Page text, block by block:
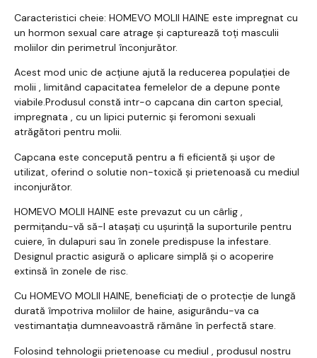
Caracteristici cheie: HOMEVO MOLII HAINE este impregnat cu
un hormon sexual care atrage și capturează toți masculii
moliilor din perimetrul înconjurător.
Acest mod unic de acțiune ajută la reducerea populației de
molii , limitând capacitatea femelelor de a depune ponte
viabile.Produsul constă intr-o capcana din carton special,
impregnata , cu un lipici puternic și feromoni sexuali
atrăgători pentru molii.
Capcana este concepută pentru a fi eficientă și ușor de
utilizat, oferind o solutie non-toxică și prietenoasă cu mediul
inconjurător.
HOMEVO MOLII HAINE este prevazut cu un cârlig ,
permițandu-vă să-l atașați cu ușurință la suporturile pentru
cuiere, în dulapuri sau în zonele predispuse la infestare.
Designul practic asigură o aplicare simplă și o acoperire
extinsă în zonele de risc.
Cu HOMEVO MOLII HAINE, beneficiați de o protecție de lungă
durată împotriva moliilor de haine, asigurându-va ca
vestimantația dumneavoastră rămâne în perfectă stare.
Folosind tehnologii prietenoase cu mediul , produsul nostru